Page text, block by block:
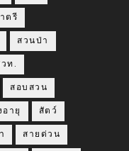
ตรี
สวนป่า
ท.
สอบสวน
ายุ สัตว์
สายด่วน